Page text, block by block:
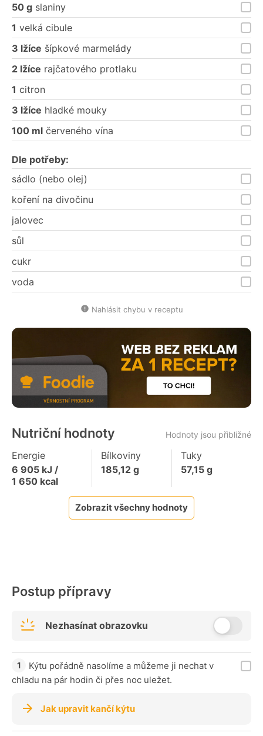
50 g slaniny
1 velká cibule
3 lžíce šípkové marmelády
2 lžíce rajčatového protlaku
1 citron
3 lžíce hladké mouky
100 ml červeného vína
Dle potřeby:
sádlo (nebo olej)
koření na divočinu
jalovec
sůl
cukr
voda
Nahlásit chybu v receptu
Nutriční hodnoty Hodnoty jsou přibližné
Energie
6 905 kJ /
1 650 kcal
Bílkoviny
185,12g
Tuky
57,15g
Zobrazit všechny hodnoty
Postup přípravy
Nezhasínat obrazovku
Kýtu pořádně nasolíme a můžeme ji nechat v
chladu na pár hodin či přes noc uležet.
Jak upravit kančí kýtu